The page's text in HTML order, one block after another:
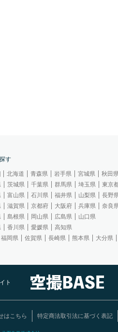
す
北海道 青森県 岩手県 宮城県 秋田
茨城県 千葉県 群馬県 埼玉県 東京
富山県 石川県 福井県 山梨県 長野
滋賀県 京都府 大阪府 兵庫県 奈良
島根県 岡山県 広島県
山口県
香川県 愛媛県
高知県
福岡県 佐賀県 長崎県 熊本県 大分県
ト
はこちら 特定商法取引法に基づく表記